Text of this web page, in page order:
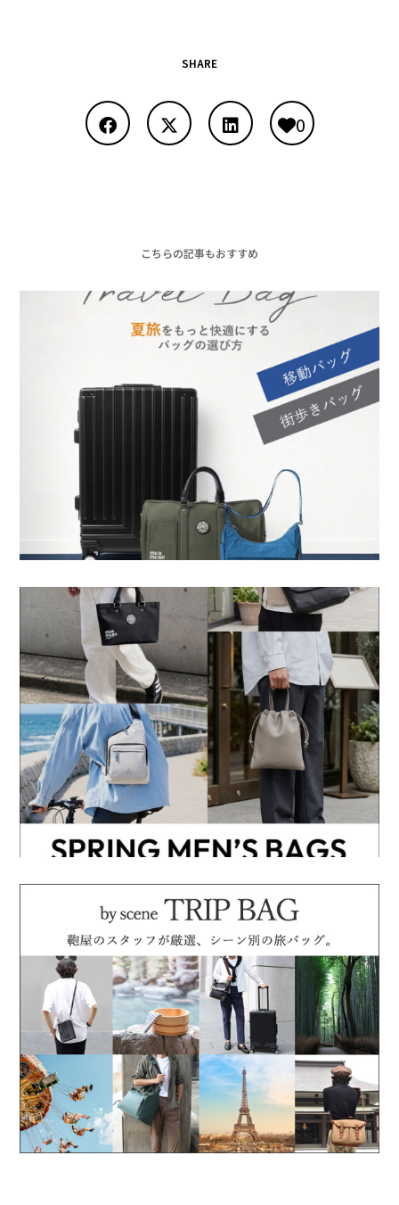
SHARE
0
こちらの記事もおすすめ